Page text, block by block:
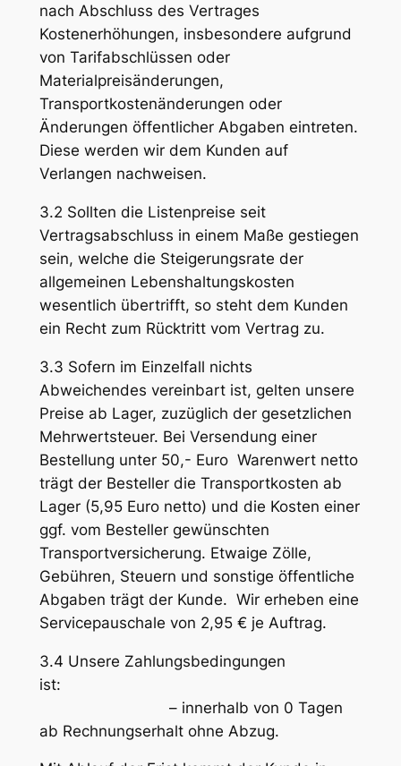
nach Abschluss des Vertrages
Kostenerhöhungen, insbesondere aufgrund
von Tarifabschlüssen oder
Materialpreisänderungen,
Transportkostenänderungen oder
Änderungen öffentlicher Abgaben eintreten.
Diese werden wir dem Kunden auf
Verlangen nachweisen.
3.2 Sollten die Listenpreise seit
Vertragsabschluss in einem Maße gestiegen
sein, welche die Steigerungsrate der
allgemeinen Lebenshaltungskosten
wesentlich übertrifft, so steht dem Kunden
ein Recht zum Rücktritt vom Vertrag zu.
3.3 Sofern im Einzelfall nichts
Abweichendes vereinbart ist, gelten unsere
Preise ab Lager, zuzüglich der gesetzlichen
Mehrwertsteuer. Bei Versendung einer
Bestellung unter 50,- Euro Warenwert netto
trägt der Besteller die Transportkosten ab
Lager (5,95 Euro netto) und die Kosten einer
ggf. vom Besteller gewünschten
Transportversicherung. Etwaige Zölle,
Gebühren, Steuern und sonstige öffentliche
Abgaben trägt der Kunde. Wir erheben eine
Servicepauschale von 2,95 € je Auftrag.
3.4 Unsere Zahlungsbedingungen
– innerhalb von 0 Tagen
ab Rechnungserhalt ohne Abzug.